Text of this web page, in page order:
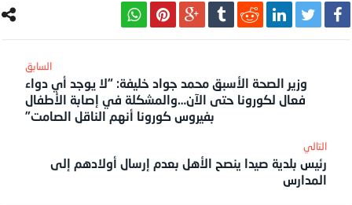
وزير الصحة الأسبق محمد جواد خليفة: “لا يوجد أي دواء
فعال لكورونا حتى الآن…والمشكلة في إصابة الأطفال
بفيروس كورونا أنهم الناقل الصامت”
‎التالي
رئيس بلدية صيدا ينصح الأهل بعدم إرسال أولادهم إلى
المدارس